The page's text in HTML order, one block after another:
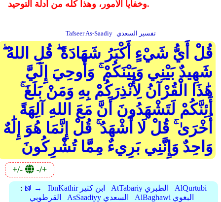
وخفايا الأمور، وهذا كله من أدلة التوحيد.
Tafseer As-Saadiy تفسير السعدي
قُلْ أَيُّ شَيْءٍ أَكْبَرُ شَهَادَةً ۖ قُلِ اللهُ ۖ
شَهِيدٌ بَيْنِي وَبَيْنَكُمْ ۚ وَأُوحِيَ إِلَيَّ
هَٰذَا الْقُرْآنُ لِأُنْذِرَكُمْ بِهِ وَمَنْ بَلَغَ ۚ
أَئِنَّكُمْ لَتَشْهَدُونَ أَنَّ مَعَ اللهِ آلِهَةً
أُخْرَىٰ ۚ قُلْ لَا أَشْهَدُ ۚ قُلْ إِنَّمَا هُوَ إِلَٰهٌ
وَاحِدٌ وَإِنَّنِي بَرِيءٌ مِمَّا تُشْرِكُونَ
+/- -/+
: 📗 → IbnKathir ابن كثير AtTabariy الطبري
AlQurtubi
القرطوبي
AsSaadiyy السعدي
AlBaghawi البغوي